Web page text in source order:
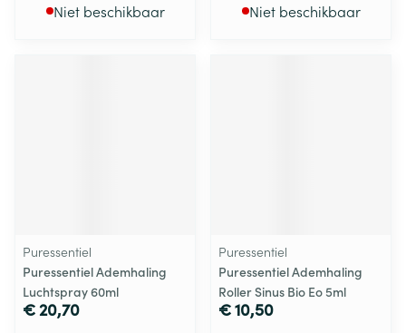
Niet beschikbaar Niet beschikbaar
Puressentiel
Puressentiel Ademhaling
Luchtspray 60ml
€ 20,70
Puressentiel
Puressentiel Ademhaling
Roller Sinus Bio Eo 5ml
€ 10,50